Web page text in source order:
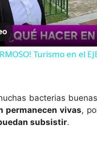
l
a
V
i
Turismo en el
bacterias
permanecen vivas,
subsistir.